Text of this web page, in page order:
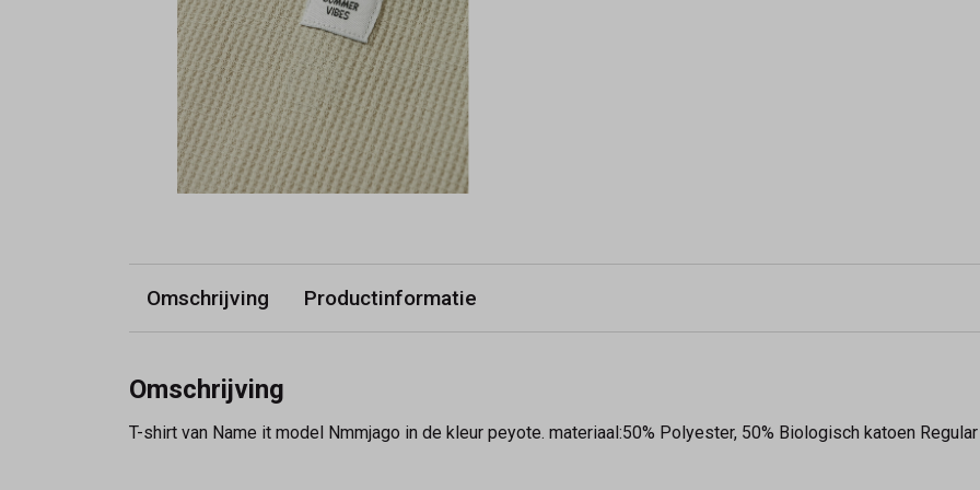
Omschrijving Productinformatie
Omschrijving
T-shirt van Name it model Nmmjago in de kleur peyote. materiaal:50% Polyester, 50% Biologisch katoen